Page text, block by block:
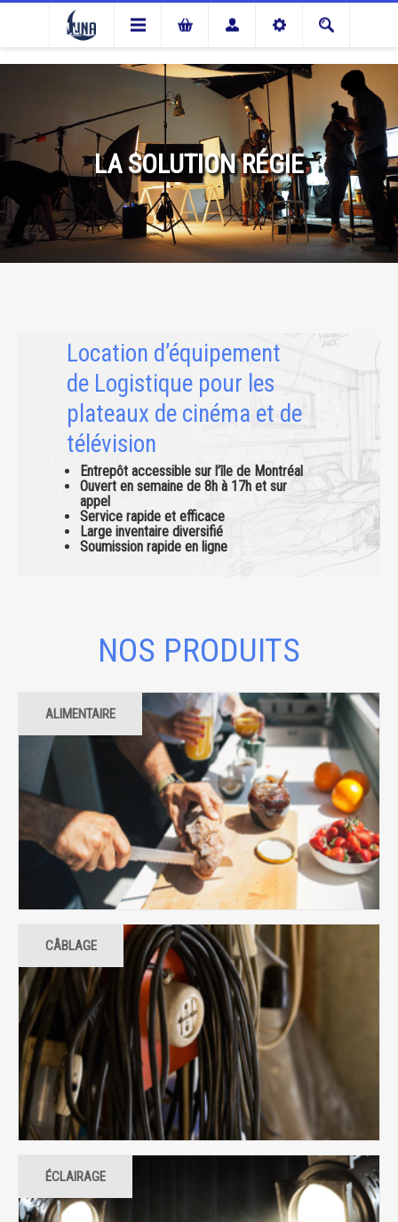
LA SOLUTION RÉGIE
Location d’équipement
de Logistique pour les
plateaux de cinéma et de
télévision
Entrepôt accessible sur l’île de Montréal
Ouvert en semaine de 8h à 17h et sur
appel
Service rapide et efficace
Large inventaire diversifié
Soumission rapide en ligne
NOS PRODUITS
ALIMENTAIRE
CÂBLAGE
ÉCLAIRAGE